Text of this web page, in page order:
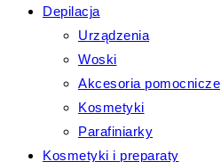
Depilacja
Urządzenia
Woski
Akcesoria pomocnicze
Kosmetyki
Parafiniarky
Kosmetyki i preparaty